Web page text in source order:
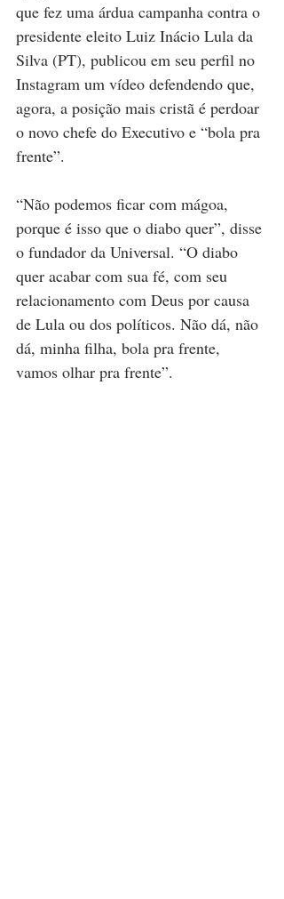
que fez uma árdua campanha contra o
presidente eleito Luiz Inácio Lula da
Silva (PT), publicou em seu perfil no
Instagram um vídeo defendendo que,
agora, a posição mais cristã é perdoar
o novo chefe do Executivo e “bola pra
frente”.
“Não podemos ficar com mágoa,
porque é isso que o diabo quer”, disse
o fundador da Universal. “O diabo
quer acabar com sua fé, com seu
relacionamento com Deus por causa
de Lula ou dos políticos. Não dá, não
dá, minha filha, bola pra frente,
vamos olhar pra frente”.